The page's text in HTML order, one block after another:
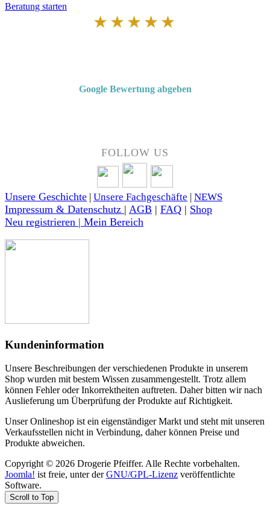
Beratung starten
★★★★★
Google Bewertung abgeben
FOLLOW US
Unsere Geschichte | Unsere Fachgeschäfte | NEWS
Impressum & Datenschutz | AGB | FAQ | Shop
Neu registrieren | Mein Bereich
Kundeninformation
Unsere Beschreibungen der verschiedenen Produkte in unserem
Shop wurden mit bestem Wissen zusammengestellt. Trotz allem
können Fehler oder Inkorrektheiten auftreten. Daher bitten wir nach
Auslieferung um Überprüfung der Produkte auf Richtigkeit.
Unser Onlineshop ist ein eigenständiger Markt und steht mit unseren
Verkaufsstellen nicht in Verbindung, daher können Preise und
Produkte abweichen.
Copyright © 2026 Drogerie Pfeiffer. Alle Rechte vorbehalten.
Joomla! ist freie, unter derGNU/GPL-Lizenz veröffentlichte
Software.
Scroll to Top